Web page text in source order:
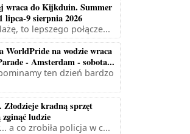
wraca do Kijkduin. Summer
9 sierpnia 2026
to lepszego połącze...
WorldPride na wodzie wraca
- Amsterdam - sobota...
ten dzień bardzo
kradną sprzęt
ludzie
a co zrobiła policja w c...